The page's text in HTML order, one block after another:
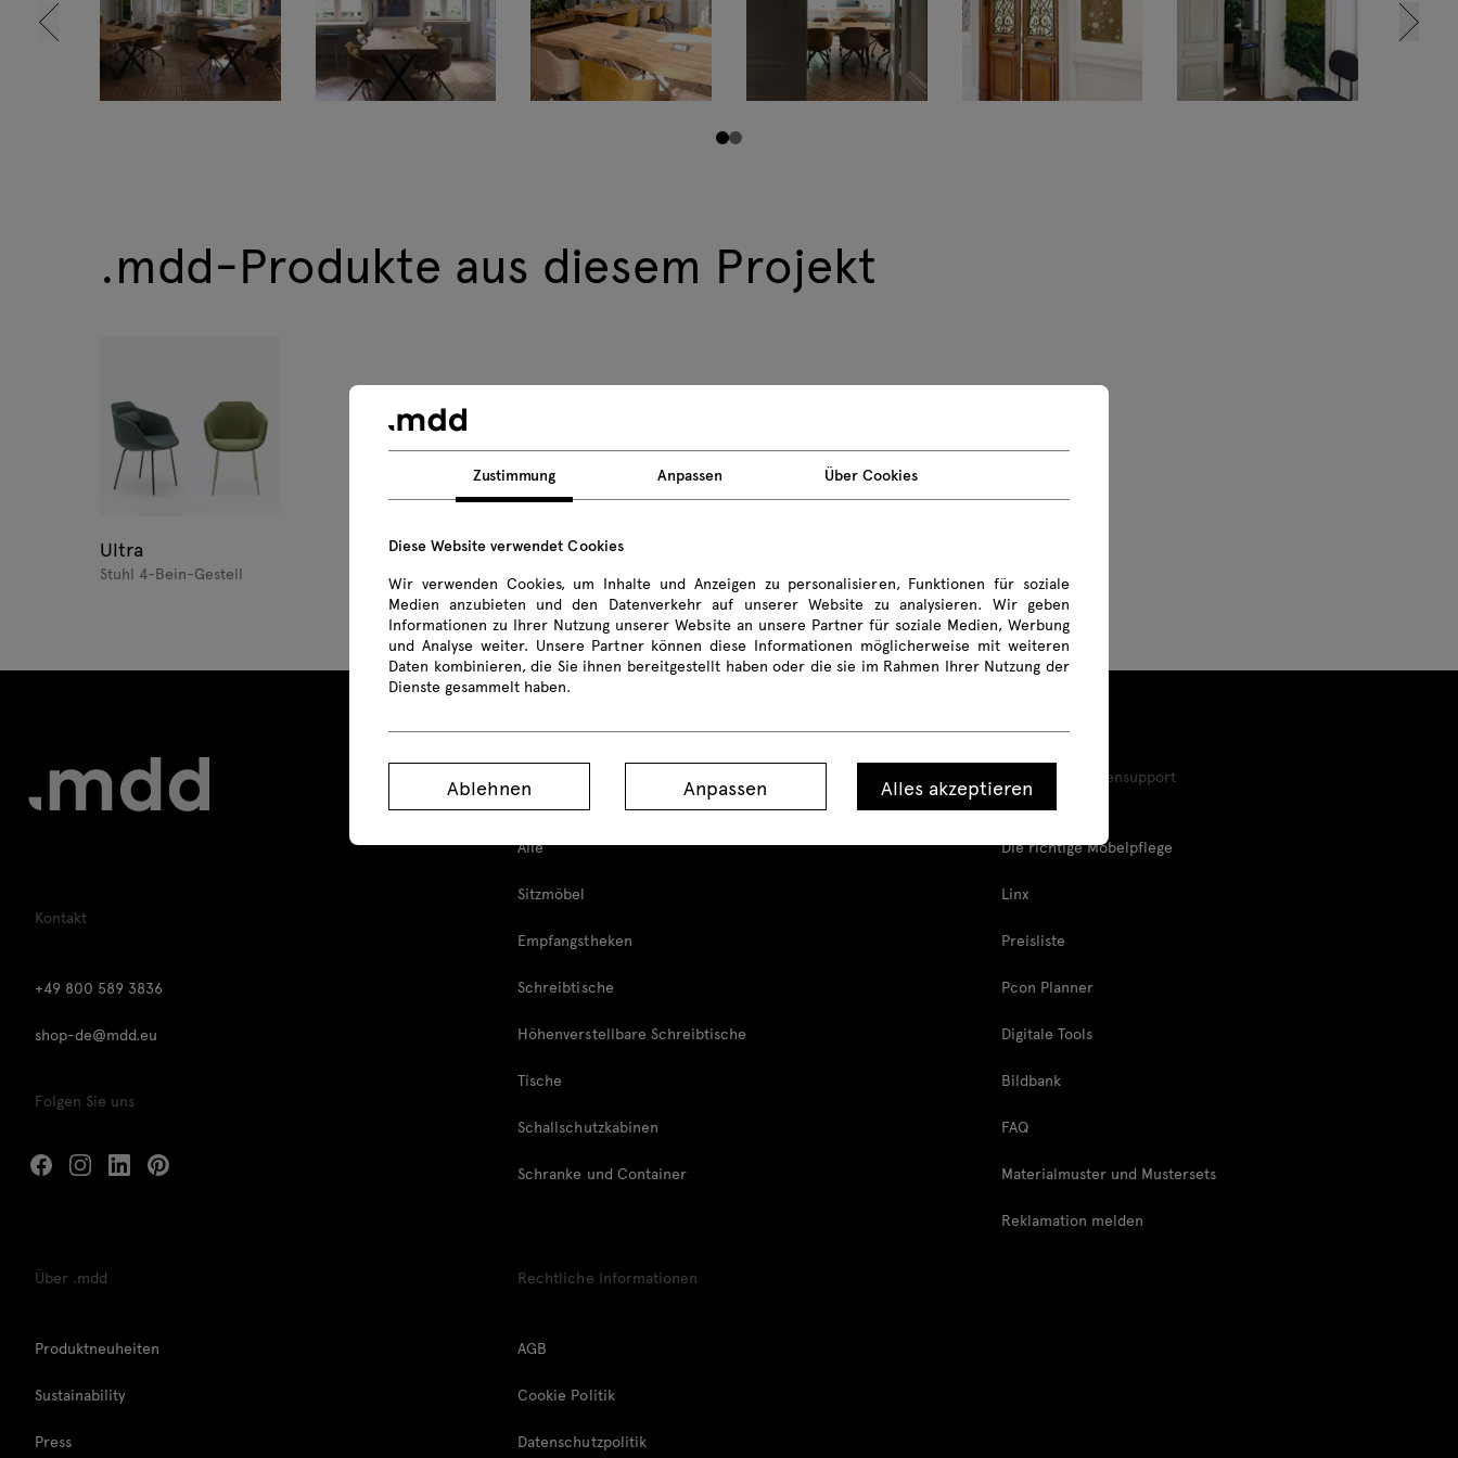
Tamo
.mdd-Produkte aus diesem Projekt
Ultra
Stuhl 4-Bein-Gestell
Kontakt
+49 800 589 3836
shop-de@mdd.eu
Folgen Sie uns
Alle
Sitzmöbel
Empfangstheken
Schreibtische
Höhenverstellbare Schreibtische
Tische
Schallschutzkabinen
Schranke und Container
Tools und Kundensupport
Die richtige Möbelpflege
Linx
Preisliste
Pcon Planner
Digitale Tools
Bildbank
FAQ
Materialmuster und Mustersets
Reklamation melden
Über .mdd
Produktneuheiten
Sustainability
Press
Rechtliche Informationen
AGB
Cookie Politik
Datenschutzpolitik
Zustimmung Anpassen Über Cookies
Diese Website verwendet Cookies
Wir verwenden Cookies, um Inhalte und Anzeigen zu personalisieren, Funktionen für soziale
Medien anzubieten und den Datenverkehr auf unserer Website zu analysieren. Wir geben
Informationen zu Ihrer Nutzung unserer Website an unsere Partner für soziale Medien, Werbung
und Analyse weiter. Unsere Partner können diese Informationen möglicherweise mit weiteren
Daten kombinieren, die Sie ihnen bereitgestellt haben oder die sie im Rahmen Ihrer Nutzung der
Dienste gesammelt haben.
Ablehnen Anpassen Alles akzeptieren